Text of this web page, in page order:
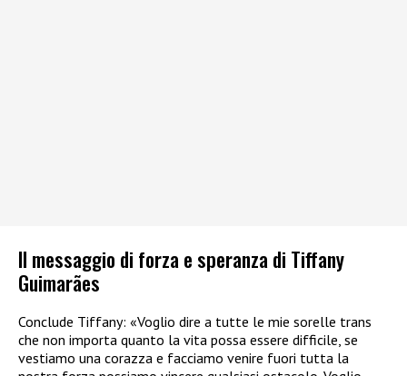
Il messaggio di forza e speranza di Tiffany
Guimarães
Conclude Tiffany: «Voglio dire a tutte le mie sorelle trans
che non importa quanto la vita possa essere difficile, se
vestiamo una corazza e facciamo venire fuori tutta la